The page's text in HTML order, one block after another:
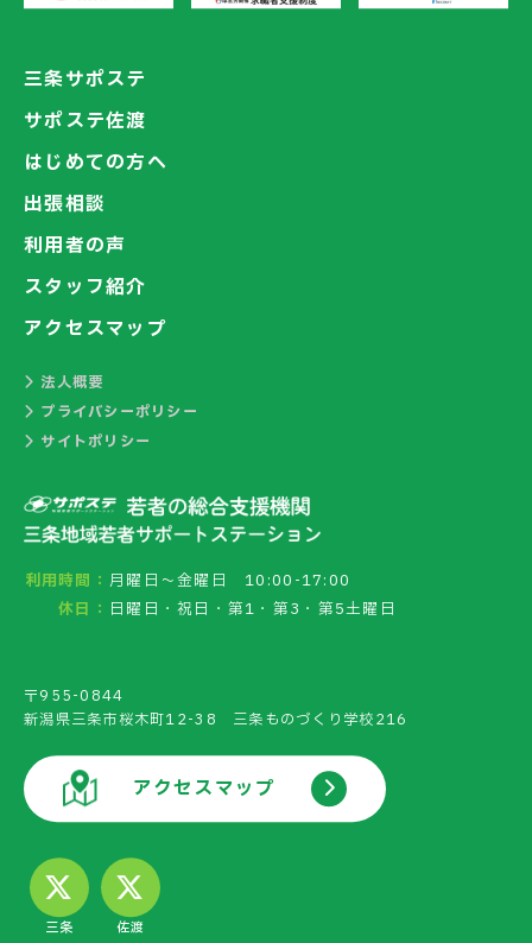
利用時間： 月曜日～金曜日 10:00-17:00
休日： 日曜日・祝日・第1・第3・第5土曜日
三条サポステ
サポステ佐渡
はじめての方へ
出張相談
利用者の声
スタッフ紹介
アクセスマップ
法人概要
プライバシーポリシー
サイトポリシー
〒955-0844
新潟県三条市桜木町12-38 三条ものづくり学校216
アクセスマップ
三条 佐渡